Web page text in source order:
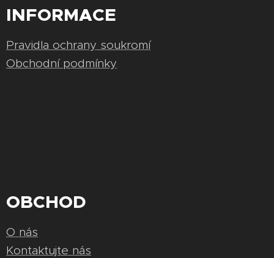
INFORMACE
Pravidla ochrany soukromí
Obchodní podmínky
OBCHOD
O nás
Kontaktujte nás